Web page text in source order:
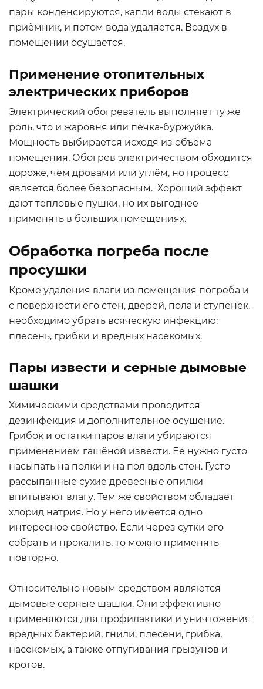
пары конденсируются, капли воды стекают в
приёмник, и потом вода удаляется. Воздух в
помещении осушается.
Применение отопительных
электрических приборов
Электрический обогреватель выполняет ту же
роль, что и жаровня или печка-буржуйка.
Мощность выбирается исходя из объёма
помещения. Обогрев электричеством обходится
дороже, чем дровами или углём, но процесс
является более безопасным. Хороший эффект
дают тепловые пушки, но их выгоднее
применять в больших помещениях.
Обработка погреба после
просушки
Кроме удаления влаги из помещения погреба и
с поверхности его стен, дверей, пола и ступенек,
необходимо убрать всяческую инфекцию:
плесень, грибки и вредных насекомых.
Пары извести и серные дымовые
шашки
Химическими средствами проводится
дезинфекция и дополнительное осушение.
Грибок и остатки паров влаги убираются
применением гашёной извести. Её нужно густо
насыпать на полки и на пол вдоль стен. Густо
рассыпанные сухие древесные опилки
впитывают влагу. Тем же свойством обладает
хлорид натрия. Но у него имеется одно
интересное свойство. Если через сутки его
собрать и прокалить, то можно применять
повторно.
Относительно новым средством являются
дымовые серные шашки. Они эффективно
применяются для профилактики и уничтожения
вредных бактерий, гнили, плесени, грибка,
насекомых, а также отпугивания грызунов и
кротов.